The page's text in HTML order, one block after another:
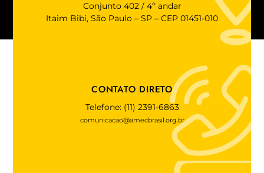
Conjunto 402 / 4º andar
Itaim Bibi, São Paulo – SP – CEP 01451-010
CONTATO DIRETO
Telefone: (11) 2391-6863
comunicacao@amecbrasil.org.br